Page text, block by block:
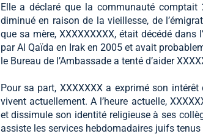
Elle a déclaré que la communauté
diminué en raison de la vieillesse, de
que sa mère, XXXXXXXXX, était décédé
par Al Qaïda en Irak en 2005 et avait
le Bureau de l’Ambassade a tenté d’aider
Pour sa part, XXXXXXX a exprimé son
vivent actuellement. A l’heure actuelle,
et dissimule son identité religieuse à ses
assiste les services hebdomadaires juifs tenus